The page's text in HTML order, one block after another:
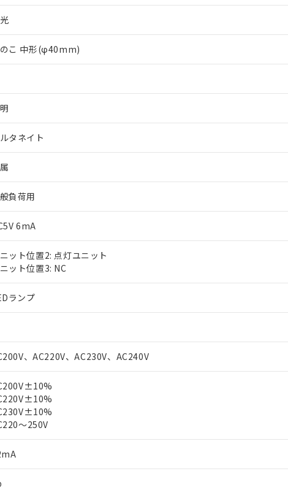
こ 中形(φ40mm)
タネイト
負荷用
6mA
ット位置2: 点灯ユニット
ット位置3: NC
ランプ
、AC220V、AC230V、AC240V
～250V
ご利用条件
以下の条件をお読みいただき、同意のうえご利用ください。
対応予定：EU RoHS指令（10物質）の非含有に対応した製品に切り替
対応予定なし：EU RoHS指令（10物質）の非含有に非対応の商品で、
調査・確認中：EU RoHS指令（10物質）の非含有の対応状況を調査中
非該当品：ライセンス料など無形物で、有害物質有無と関係のない商品
仕入先様の事情により、非含有部品としていたものが、含有品と判明
があります。
*EU RoHS指令（10物質）：
六価クロム(Cr(Ⅵ)) 1000ppm以下、ポリ臭化ビフェニル類(PBB) 1000ppm以下、ポリ臭化
※1 中国RoHS○×表
「×」：最大均質材料含有率が中国RoHSの基準値を超えていることを
「－」：未確認です。当社販売部門へお問い合わせください。
う）を輸出または国外への提供する場合は、日本国政府の輸出許
記
説明